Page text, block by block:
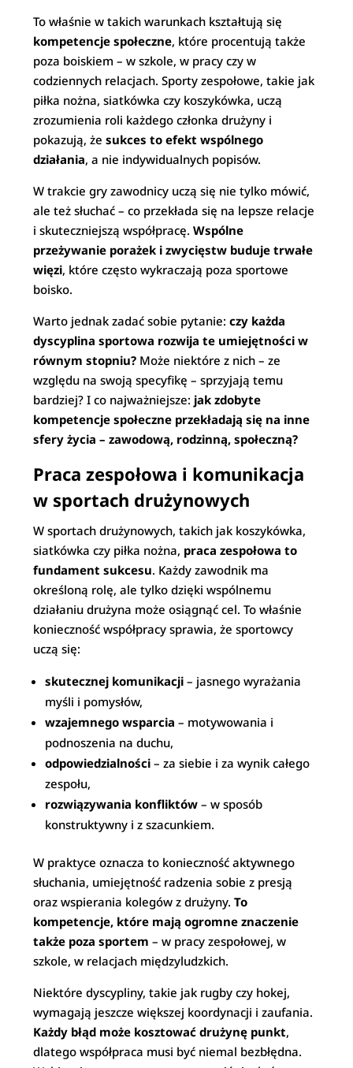
To właśnie w takich warunkach kształtują się
kompetencje społeczne, które procentują także
poza boiskiem – w szkole, w pracy czy w
codziennych relacjach. Sporty zespołowe, takie jak
piłka nożna, siatkówka czy koszykówka, uczą
zrozumienia roli każdego członka drużyny i
pokazują, żesukces to efekt wspólnego
działania, a nie indywidualnych popisów.
W trakcie gry zawodnicy uczą się nie tylko mówić,
ale też słuchać – co przekłada się na lepsze relacje
i skuteczniejszą współpracę.Wspólne
przeżywanie porażek i zwycięstw buduje trwałe
więzi, które często wykraczają poza sportowe
boisko.
Warto jednak zadać sobie pytanie:czy każda
dyscyplina sportowa rozwija te umiejętności w
równym stopniu? Może niektóre z nich – ze
względu na swoją specyfikę – sprzyjają temu
bardziej? I co najważniejsze: jak zdobyte
kompetencje społeczne przekładają się na inne
sfery życia – zawodową, rodzinną, społeczną?
Praca zespołowa i komunikacja
w sportach drużynowych
W sportach drużynowych, takich jak koszykówka,
siatkówka czy piłka nożna, praca zespołowa to
fundament sukcesu. Każdy zawodnik ma
określoną rolę, ale tylko dzięki wspólnemu
działaniu drużyna może osiągnąć cel. To właśnie
konieczność współpracy sprawia, że sportowcy
uczą się:
skutecznej komunikacji – jasnego wyrażania
myśli i pomysłów,
wzajemnego wsparcia – motywowania i
podnoszenia na duchu,
odpowiedzialności – za siebie i za wynik całego
zespołu,
rozwiązywania konfliktów – w sposób
konstruktywny i z szacunkiem.
W praktyce oznacza to konieczność aktywnego
słuchania, umiejętność radzenia sobie z presją
oraz wspierania kolegów z drużyny.To
kompetencje, które mają ogromne znaczenie
także poza sportem – w pracy zespołowej, w
szkole, w relacjach międzyludzkich.
Niektóre dyscypliny, takie jak rugby czy hokej,
wymagają jeszcze większej koordynacji i zaufania.
Każdy błąd może kosztować drużynę punkt,
dlatego współpraca musi być niemal bezbłędna.